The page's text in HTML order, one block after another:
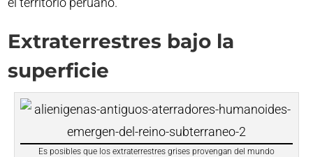
Extraterrestres bajo la
superficie
Es posibles que los extraterrestres grises provengan del mundo